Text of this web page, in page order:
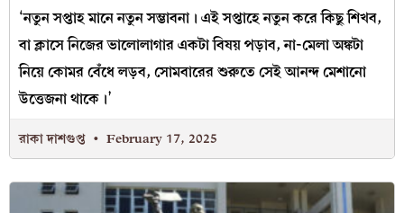
‘নতুন সপ্তাহ মানে নতুন সম্ভাবনা। এই সপ্তাহে নতুন করে কিছু শিখব,
বা ক্লাসে নিজের ভালোলাগার একটা বিষয় পড়াব, না-মেলা অঙ্কটা
নিয়ে কোমর বেঁধে লড়ব, সোমবারের শুরুতে সেই আনন্দ মেশানো
উত্তেজনা থাকে।’
রাকা দাশগুপ্ত February 17, 2025